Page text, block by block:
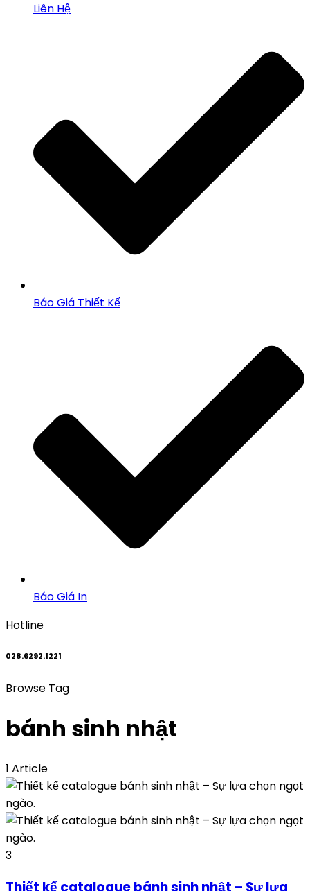
Liên Hệ
Báo Giá Thiết Kế
Báo Giá In
Hotline
028.6292.1221
Browse Tag
bánh sinh nhật
1 Article
3
Thiết kế catalogue bánh sinh nhật – Sự lựa